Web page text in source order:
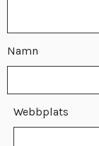
Namn
Webbplats